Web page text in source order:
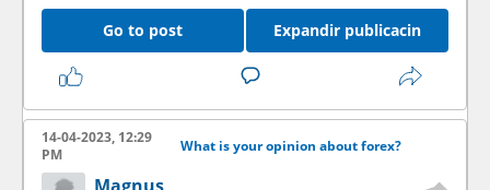
Go to post Expandir publicacin
14-04-2023, 12:29
PM
What is your opinion about forex?